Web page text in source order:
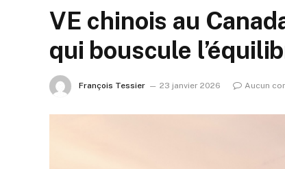
VE chinois au
qui bouscule
François Tessier 23 janvier 2026 Aucun